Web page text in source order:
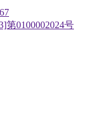
第0100002024号